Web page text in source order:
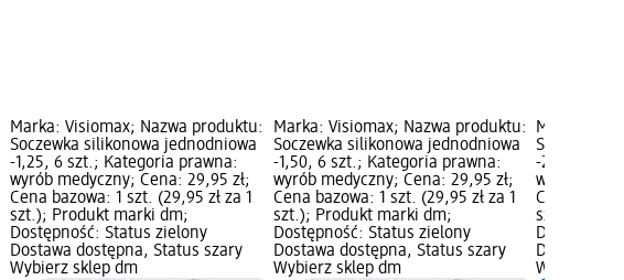
Marka: Visiomax; Nazwa produktu:
Soczewka silikonowa jednodniowa
-1,25, 6 szt.; Kategoria prawna:
wyrób medyczny; Cena: 29,95 zł;
Cena bazowa: 1 szt. (29,95 zł za 1
szt.); Produkt marki dm;
Dostępność: Status zielony
Dostawa dostępna, Status szary
Wybierz sklep dm
Marka: Visiomax; Nazwa produktu:
Soczewka silikonowa jednodniowa
-1,50, 6 szt.; Kategoria prawna:
wyrób medyczny; Cena: 29,95 zł;
Cena bazowa: 1 szt. (29,95 zł za 1
szt.); Produkt marki dm;
Dostępność: Status zielony
Dostawa dostępna, Status szary
Wybierz sklep dm
Marka:
Soczewka
-2,25, 6
wyrób
Cena
szt.);
Dostawa
Wybierz